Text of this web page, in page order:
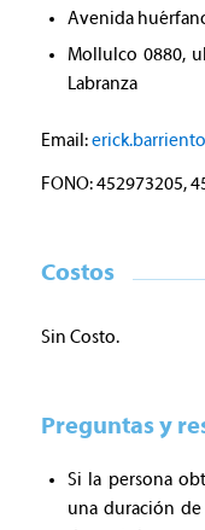
Avenida
Mollulco 0880,
Labranza
Email:
FONO: 452973205,
Costos
Sin Costo.
Preguntas y
Si la persona
una duración